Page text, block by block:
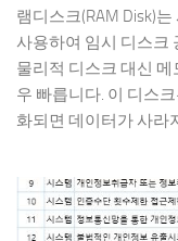
램디스크(RAM Disk)
사용하여 임시 디스크
물리적 디스크 대신
우 빠릅니다. 이 디스
화되면 데이터가 사라